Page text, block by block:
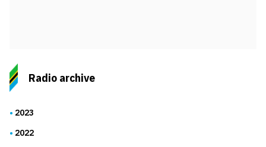
Radio archive
2023
2022